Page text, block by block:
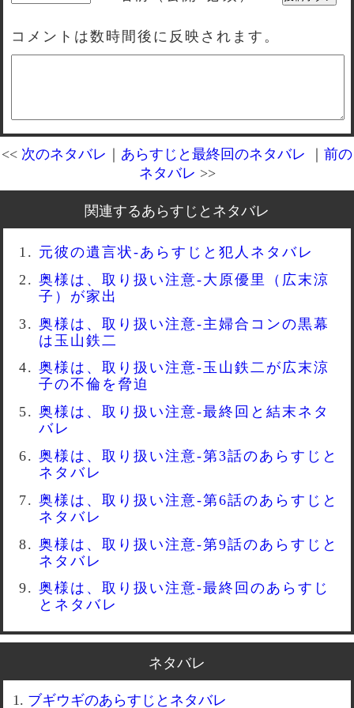
コメントは数時間後に反映されます。
<< 次のネタバレ あらすじと最終回のネタバレ
前の
ネタバレ >>
関連するあらすじとネタバレ
元彼の遺言状-あらすじと犯人ネタバレ
奥様は、取り扱い注意-大原優里（広末涼
子）が家出
奥様は、取り扱い注意-主婦合コンの黒幕
は玉山鉄二
奥様は、取り扱い注意-玉山鉄二が広末涼
子の不倫を脅迫
奥様は、取り扱い注意-最終回と結末ネタ
バレ
奥様は、取り扱い注意-第3話のあらすじと
ネタバレ
奥様は、取り扱い注意-第6話のあらすじと
ネタバレ
奥様は、取り扱い注意-第9話のあらすじと
ネタバレ
奥様は、取り扱い注意-最終回のあらすじ
とネタバレ
ネタバレ
ブギウギのあらすじとネタバレ